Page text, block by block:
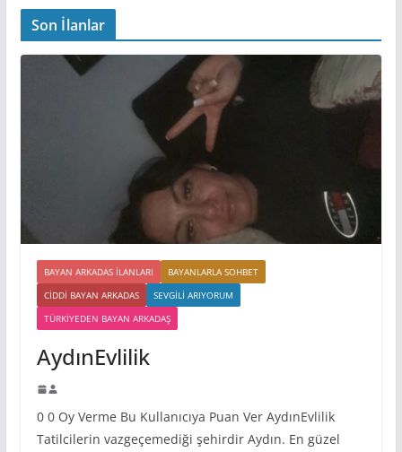
Son İlanlar
BAYAN ARKADAS ILANLARI
BAYANLARLA SOHBET
CIDDI BAYAN ARKADAS
SEVGILI ARIYORUM
TÜRKIYEDEN BAYAN ARKADAŞ
AydınEvlilik
0 0 Oy Verme Bu Kullanıcıya Puan Ver AydınEvlilik
Tatilcilerin vazgeçemediği şehirdir Aydın. En güzel